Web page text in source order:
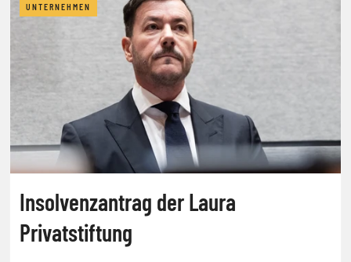
UNTERNEHMEN
Insolvenzantrag der Laura
Privatstiftung